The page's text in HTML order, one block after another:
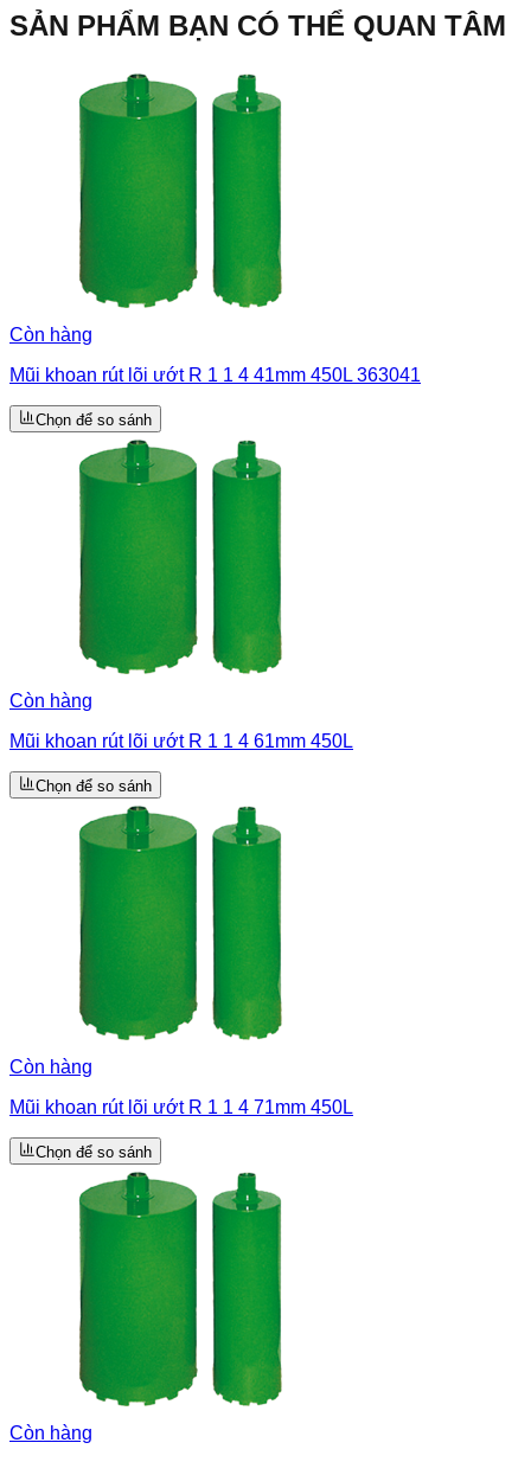
SẢN PHẨM BẠN CÓ THỂ QUAN TÂM
Còn hàng
Mũi khoan rút lõi ướt R 1 1 4 41mm 450L 363041
Chọn để so sánh
Còn hàng
Mũi khoan rút lõi ướt R 1 1 4 61mm 450L
Chọn để so sánh
Còn hàng
Mũi khoan rút lõi ướt R 1 1 4 71mm 450L
Chọn để so sánh
Còn hàng